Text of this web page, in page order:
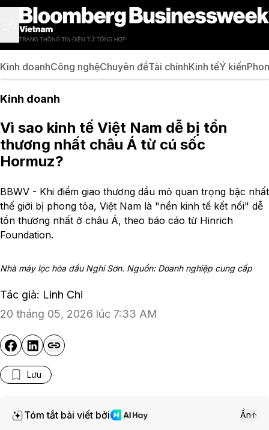
Kinh doanhCông nghệChuyên đềTài chínhKinh tếÝ kiến
Kinh doanh
Vì sao kinh tế Việt Nam dễ bị tổn
thương nhất châu Á từ cú sốc
Hormuz?
BBWV - Khi điểm giao thương dầu mỏ quan trọng bậc nhất
thế giới bị phong tỏa, Việt Nam là "nền kinh tế kết nối" dễ
tổn thương nhất ở châu Á, theo báo cáo từ Hinrich
Foundation.
Nhà máy lọc hóa dầu Nghi Sơn. Nguồn: Doanh nghiệp cung cấp
Tác giả: Linh Chi
20 tháng 05, 2026 lúc 7:33 AM
Lưu
Tóm tắt bài viết bởi Ẩn